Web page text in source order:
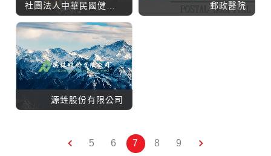
社團法人中華民國健身運動協會 郵政醫院
源甡股份有限公司
5 6 7 8 9